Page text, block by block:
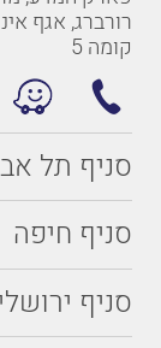
רורברג, אגף
קומה 5
סניף תל
סניף חיפה
סניף